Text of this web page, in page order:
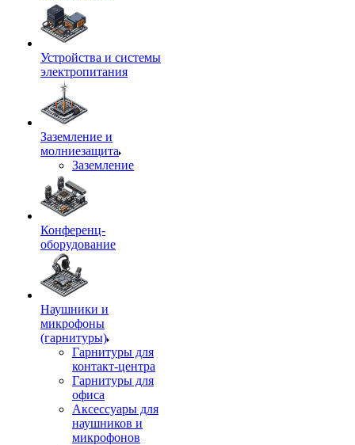
Устройства и системы
электропитания
Заземление и
молниезащита
Заземление
Конференц-
оборудование
Наушники и
микрофоны
(гарнитуры)
Гарнитуры для
контакт-центра
Гарнитуры для
офиса
Аксессуары для
наушников и
микрофонов